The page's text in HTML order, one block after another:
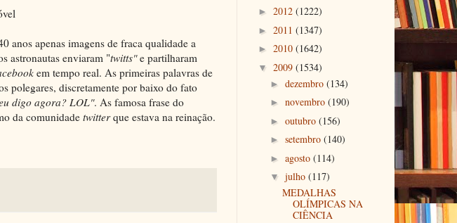
apenas imagens de fraca qualidade a
astronautas enviaram "twitts"e partilharam
em tempo real. As primeiras palavras de
polegares, discretamente por baixo do fato
digo agora? LOL". As famosa frase do
da comunidade twitterque estava na reinação.
► 2012 (1222)
► 2011 (1347)
► 2010 (1642)
▼ 2009 (1534)
► dezembro (134)
► novembro (190)
► outubro (156)
► setembro (140)
► agosto (114)
▼ julho (117)
MEDALHAS
OLÍMPICAS NA
CIÊNCIA